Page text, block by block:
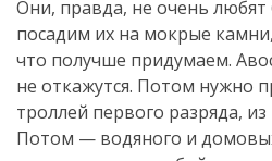
Они, правда, не очень
посадим их на мокрые
что получше придумаем.
не откажутся. Потом нужно
троллей первого разряда, из
Потом — водяного и